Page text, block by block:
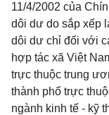
11/4/2002 của
dôi dư do sắp xếp
dôi dư chỉ đối với
hợp tác xã Việt
trực thuộc trung
thành phố trực
ngành kinh tế - kỹ